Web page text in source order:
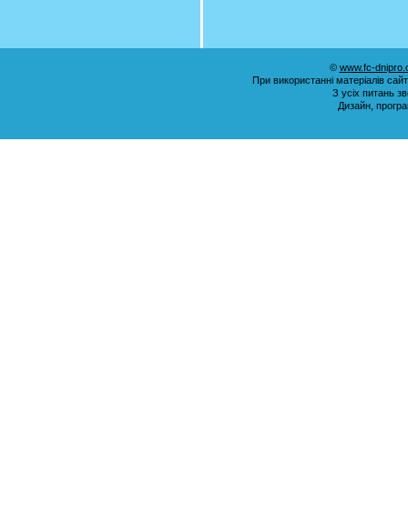
© www.fc-
При використанні матеріалів
З усіх питань
Дизайн,